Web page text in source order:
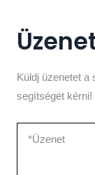
Küldj üzenetet a
segítségét kérni!